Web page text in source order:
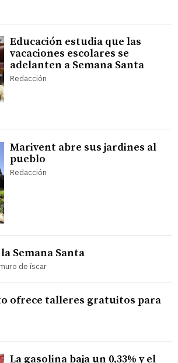
Educación estudia que las
vacaciones escolares se
adelanten a Semana Santa
Redacción
Marivent abre sus jardines al
pueblo
Redacción
Semana Santa
de íscar
ofrece talleres gratuitos para
La gasolina baja un 0,33% y el